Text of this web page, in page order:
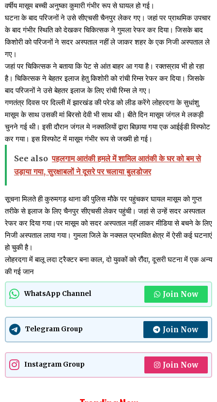
वर्षीय मासूम बच्ची अनुष्का कुमारी गंभीर रूप से घायल हो गई।
घटना के बाद परिजनों ने उसे सीएचसी चैनपुर लेकर गए। जहां पर प्राथमिक उपचार
के बाद गंभीर स्थिति को देखकर चिकित्सक ने गुमला रेफर कर दिया। जिसके बाद
किशोरी को परिजनों ने सदर अस्पताल नहीं ले जाकर शहर के एक निजी अस्पताल ले
गए।
जहां पर चिकित्सक ने बताया कि पेट से आंत बाहर आ गया है। रक्तस्राव भी हो रहा
है। चिकित्सक ने बेहतर इलाज हेतु किशोरी को रांची रिम्स रेफर कर दिया। जिसके
बाद परिजनों ने उसे बेहतर इलाज के लिए रांची रिम्स ले गए।
गणतंत्र दिवस पर दिल्ली में झारखंड की परेड को लीड करेंगे लोहरदगा के सुधांशु
मासूम के साथ उसकी मां बिरसो देवी भी साथ थी। बीते दिन मासूम जंगल मे लकड़ी
चुनने गई थी। इसी दौरान जंगल मे नक्सलियों द्वारा बिछाया गया एक आईईडी विस्फोट
कर गया। इस विस्फोट में मासूम गंभीर रूप से जख्मी हो गई।
See also पहलगाम आतंकी हमले में शामिल आतंकी के घर को बम से
उड़ाया गया, सुरक्षाबलों ने दूसरे पर चलाया बुलडोजर
सूचना मिलते ही कुरुमगड़ थाना की पुलिस मौके पर पहुंचकर घायल मासूम को गुप्त
तरीके से इलाज के लिए चैनपुर सीएचसी लेकर पहुंची। जहां से उन्हें सदर अस्पताल
रेफर कर दिया गया।पर मासूम को सदर अस्पताल नहीं लाकर मीडिया से बचने के लिए
निजी अस्पताल लाया गया। गुमला जिले के नक्सल प्रभावित क्षेत्र में ऐसी कई घटनाएं
हो चुकी है।
लोहरदगा में बालू लदा ट्रैक्टर बना काल, दो युवकों को रौंदा, दूसरी घटना में एक अन्य
की गई जान
WhatsApp Channel Join Now
Telegram Group Join Now
Instagram Group Join Now